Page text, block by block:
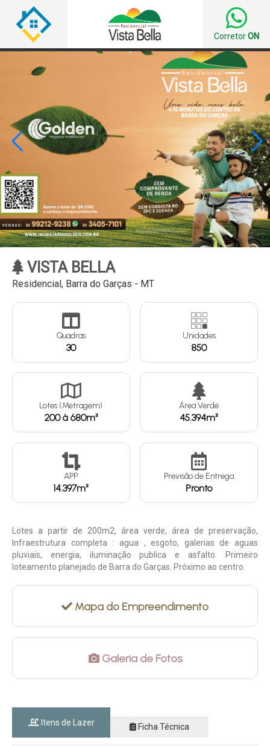
CorretorON
 
VISTA BELLA
Residencial, Barra do Garças - MT
Quadras
30
Unidades
850
Lotes (Metragem)
200 à 680m²
Área Verde
45.394m²
APP
14.397m²
Previsão de Entrega
Pronto
Lotes a partir de 200m2, área verde, área de preservação,
Infraestrutura completa : agua , esgoto, galerias de aguas
pluviais, energia, iluminação publica e asfalto. Primeiro
loteamento planejado de Barra do Garças. Próximo ao centro.
Mapa do Empreendimento
Galeria de Fotos
Itens de Lazer Ficha Técnica
Continuar